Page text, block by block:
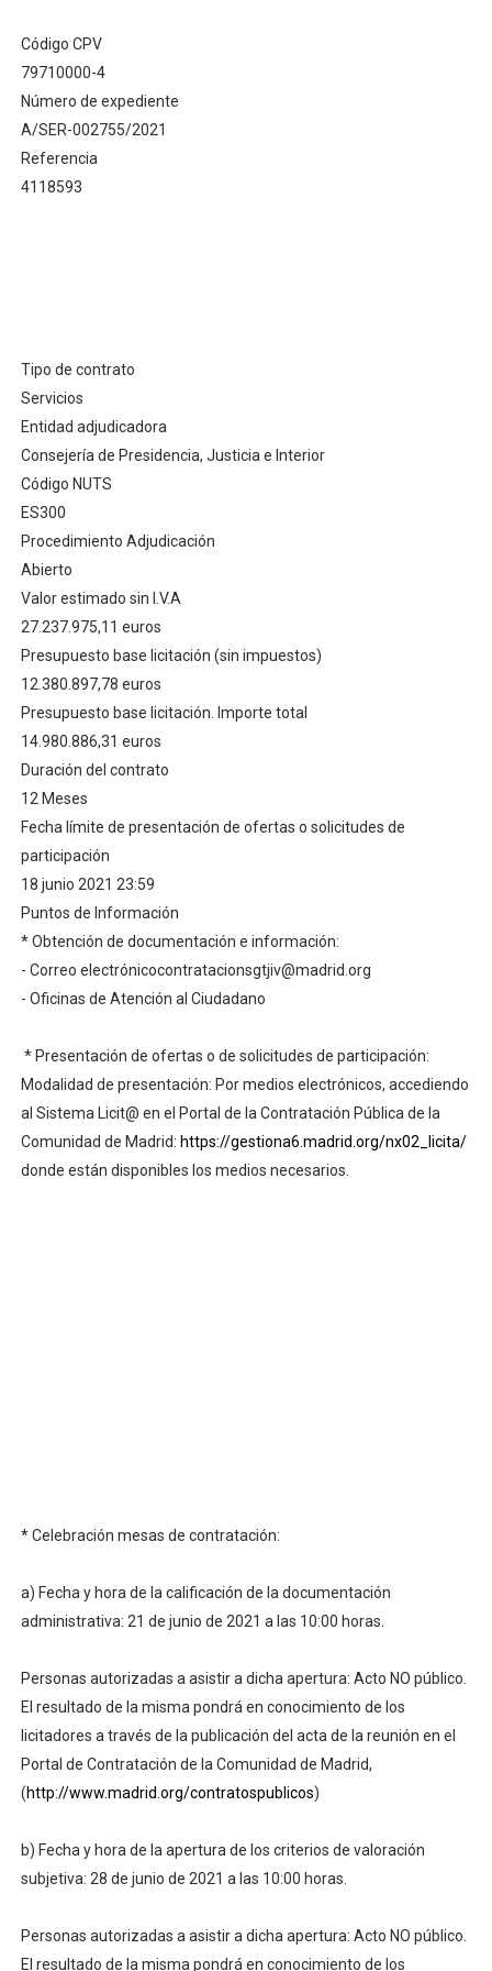
Defensa prepara un acuerdo marco de seguridad
Descubre las claves de la licitacion de Servicio de
FGV destinará más de 40 millones de euros en los
Código CPV
79710000-4
Número de expediente
A/SER-002755/2021
Referencia
4118593
Tipo de contrato
Servicios
Entidad adjudicadora
Consejería de Presidencia, Justicia e Interior
Código NUTS
ES300
Procedimiento Adjudicación
Abierto
Valor estimado sin I.V.A
27.237.975,11 euros
Presupuesto base licitación (sin impuestos)
12.380.897,78 euros
Presupuesto base licitación. Importe total
14.980.886,31 euros
Duración del contrato
12 Meses
Fecha límite de presentación de ofertas o solicitudes de
participación
18 junio 2021 23:59
Puntos de Información
* Obtención de documentación e información:
- Correo electrónicocontratacionsgtjiv@madrid.org
- Oficinas de Atención al Ciudadano
* Presentación de ofertas o de solicitudes de participación:
Modalidad de presentación: Por medios electrónicos, accediendo
al Sistema Licit@ en el Portal de la Contratación Pública de la
Comunidad de Madrid: https://gestiona6.madrid.org/nx02_licita/
donde están disponibles los medios necesarios.
* Celebración mesas de contratación:
a) Fecha y hora de la calificación de la documentación
administrativa: 21 de junio de 2021 a las 10:00 horas.
Personas autorizadas a asistir a dicha apertura: Acto NO público.
El resultado de la misma pondrá en conocimiento de los
licitadores a través de la publicación del acta de la reunión en el
Portal de Contratación de la Comunidad de Madrid,
(http://www.madrid.org/contratospublicos)
b) Fecha y hora de la apertura de los criterios de valoración
subjetiva: 28 de junio de 2021 a las 10:00 horas.
Personas autorizadas a asistir a dicha apertura: Acto NO público.
El resultado de la misma pondrá en conocimiento de los